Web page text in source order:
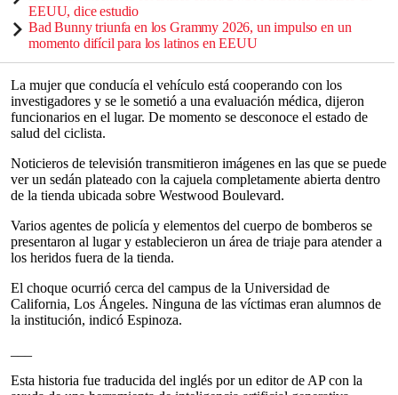
EEUU, dice estudio
Bad Bunny triunfa en los Grammy 2026, un impulso en un
momento difícil para los latinos en EEUU
La mujer que conducía el vehículo está cooperando con los
investigadores y se le sometió a una evaluación médica, dijeron
funcionarios en el lugar. De momento se desconoce el estado de
salud del ciclista.
Noticieros de televisión transmitieron imágenes en las que se puede
ver un sedán plateado con la cajuela completamente abierta dentro
de la tienda ubicada sobre Westwood Boulevard.
Varios agentes de policía y elementos del cuerpo de bomberos se
presentaron al lugar y establecieron un área de triaje para atender a
los heridos fuera de la tienda.
El choque ocurrió cerca del campus de la Universidad de
California, Los Ángeles. Ninguna de las víctimas eran alumnos de
la institución, indicó Espinoza.
Esta historia fue traducida del inglés por un editor de AP con la